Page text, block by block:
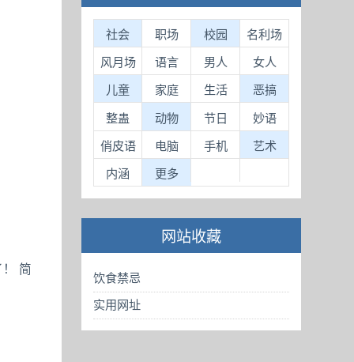
简
社会 职场 校园 名利场
风月场 语言 男人 女人
儿童 家庭 生活 恶搞
整蛊 动物 节日 妙语
俏皮语 电脑 手机 艺术
内涵 更多
网站收藏
饮食禁忌
实用网址